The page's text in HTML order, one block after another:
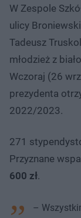
W Zespole
ulicy
Tadeusz
młodzież z
Wczoraj (26
prezydenta
2022/2023.
271
Przyznane
600 zł.
–